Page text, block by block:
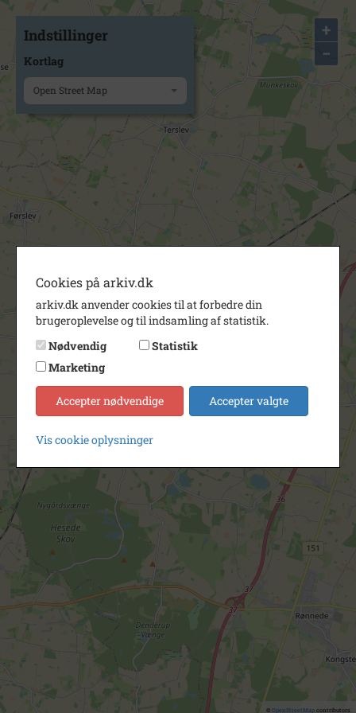
+
−
© OpenStreetMapcontributors.
Indstillinger
Kortlag
Open Street Map
Cookies på arkiv.dk
arkiv.dk anvender cookies til at forbedre din
brugeroplevelse og til indsamling af statistik.
Nødvendig
Statistik
Marketing
Accepter nødvendige Accepter valgte
Vis cookie oplysninger